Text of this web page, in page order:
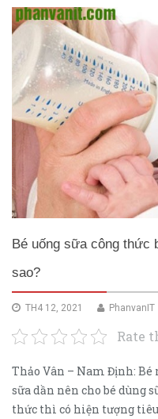
Bé uống sữa công thức
sao?
TH4 12, 2021 PhanvanIT
Rate
Thảo Vân – Nam Định:
sữa dần nên cho bé dùng
thức thì có hiện tượng